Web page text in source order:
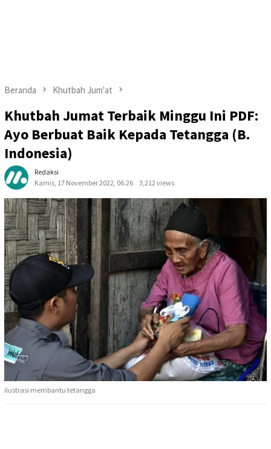
Beranda Khutbah Jum'at
Khutbah Jumat Terbaik Minggu Ini PDF:
Ayo Berbuat Baik Kepada Tetangga (B.
Indonesia)
Redaksi
Kamis, 17 November 2022, 06:26
3,212 views
ilustrasi membantu tetangga